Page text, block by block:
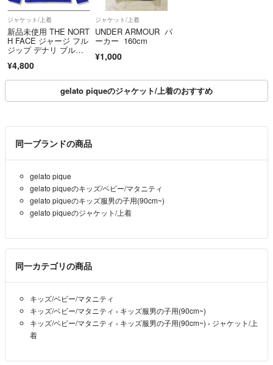
ジャケット/上着
新品未使用 THE NORT
H FACE ジャージ フル
ジップ デナリ ブルゾ
¥4,800
ジャケット/上着
UNDER ARMOUR パ
ーカー 160cm
¥1,000
gelato piqueのジャケット/上着のおすすめ
同一ブランドの商品
gelato pique
gelato piqueのキッズ/ベビー/マタニティ
gelato piqueのキッズ服男の子用(90cm~)
gelato piqueのジャケット/上着
同一カテゴリの商品
キッズ/ベビー/マタニティ
キッズ/ベビー/マタニティ › キッズ服男の子用(90cm~)
キッズ/ベビー/マタニティ › キッズ服男の子用(90cm~) › ジャケット/上
着